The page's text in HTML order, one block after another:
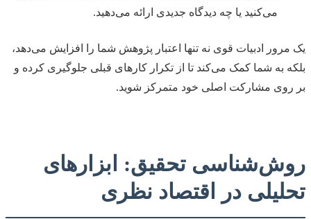
می‌کنید یا چه دیدگاه جدیدی ارائه می‌دهید.
یک مرور ادبیات قوی نه تنها اعتبار پژوهش شما را افزایش می‌دهد،
بلکه به شما کمک می‌کند تا از تکرار کارهای قبلی جلوگیری کرده و
بر روی مشارکت اصلی خود متمرکز شوید.
روش‌شناسی تحقیق: ابزارهای
تحلیلی در اقتصاد نظری